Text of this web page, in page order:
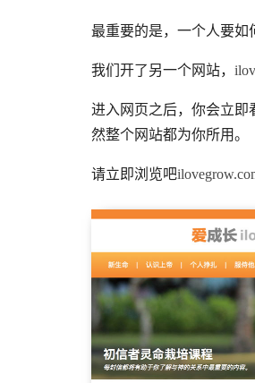
最重要的是，一个人要如
我们开了另一个网站，
进入网页之后，你会立即
然整个网站都为你所用。
请立即浏览吧